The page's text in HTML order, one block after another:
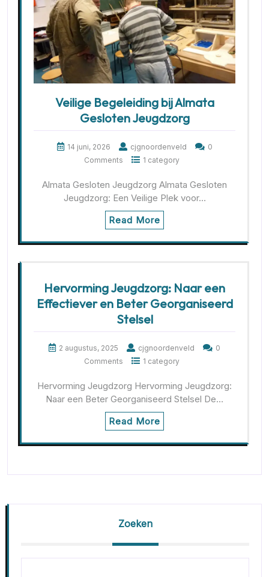
Veilige Begeleiding bij Almata
Gesloten Jeugdzorg
14 juni, 2026 cjgnoordenveld
0
Comments
1 category
Almata Gesloten Jeugdzorg Almata Gesloten
Jeugdzorg: Een Veilige Plek voor…
Read More
Hervorming Jeugdzorg: Naar een
Effectiever en Beter Georganiseerd
Stelsel
2 augustus, 2025 cjgnoordenveld
0
Comments
1 category
Hervorming Jeugdzorg Hervorming Jeugdzorg:
Naar een Beter Georganiseerd Stelsel De…
Read More
Zoeken